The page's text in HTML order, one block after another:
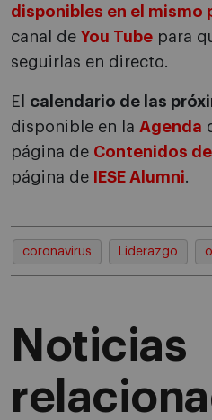
disponibles en el mismo
canal de You Tube para
seguirlas en directo.
El calendario de las
disponible en la Agenda
página de Contenidos
página de
IESE Alumni.
coronavirus Liderazgo
Noticias